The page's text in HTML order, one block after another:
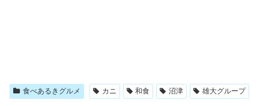
食べあるきグルメ カニ 和食 沼津 雄大グループ